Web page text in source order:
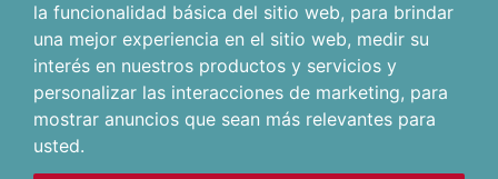
la funcionalidad básica del sitio web, para brindar
una mejor experiencia en el sitio web, medir su
interés en nuestros productos y servicios y
personalizar las interacciones de marketing, para
mostrar anuncios que sean más relevantes para
usted.